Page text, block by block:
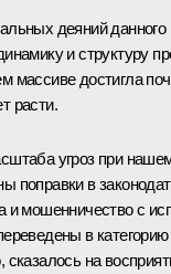
деяний данного
и структуру
массиве достигла
расти.
угроз при
поправки в
и мошенничество с
в
сказалось на